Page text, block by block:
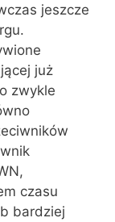
jeszcze
już
zwykle
czasu
bardziej